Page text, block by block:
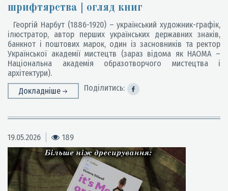
шрифтярства | огляд книг
Георгій Нарбут (1886-1920) – український художник-графік,
ілюстратор, автор перших українських державних знаків,
банкнот і поштових марок, один із засновників та ректор
Української академії мистецтв (зараз відома як НАОМА –
Національна академія образотворчого мистецтва і
архітектури).
Докладніше
Поділитись:
19.05.2026 189